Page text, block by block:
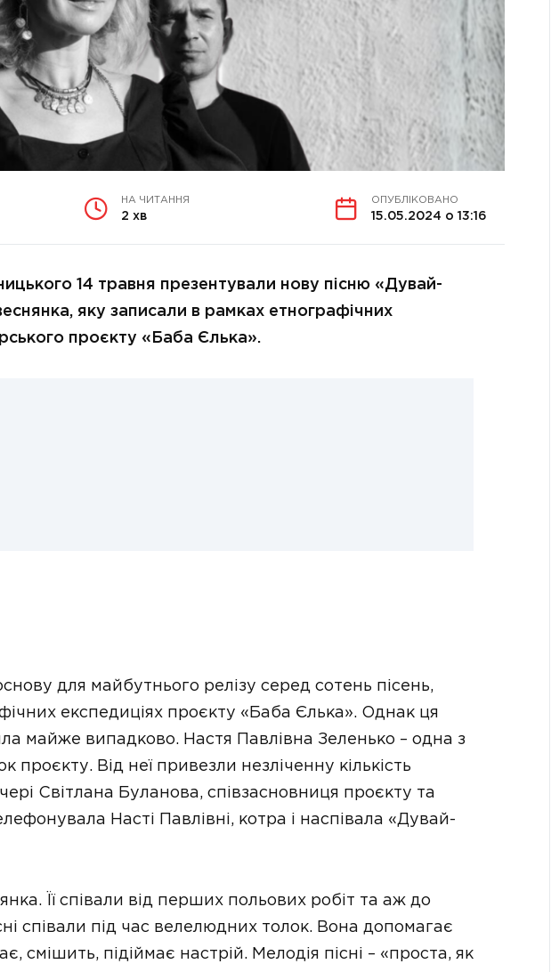
НА ЧИТАННЯ
2 хв
ОПУБЛІКОВАНО
15.05.2024 о 13:16
14 травня презентували нову пісню «Дувай-
яку записали в рамках етнографічних
проєкту «Баба Єлька».
для майбутнього релізу серед сотень пісень,
експедиціях проєкту «Баба Єлька». Однак ця
майже випадково. Настя Павлівна Зеленько – одна з
проєкту. Від неї привезли незліченну кількість
Світлана Буланова, співзасновниця проєкту та
Насті Павлівні, котра і наспівала «Дувай-
Її співали від перших польових робіт та аж до
співали під час велелюдних толок. Вона допомагає
смішить, підіймає настрій. Мелодія пісні – «проста, як